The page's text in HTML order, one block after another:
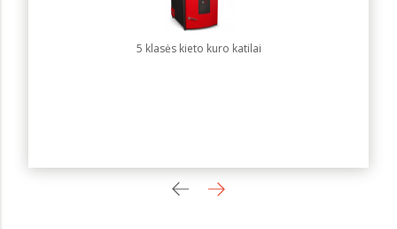
5 klasės kieto kuro katilai